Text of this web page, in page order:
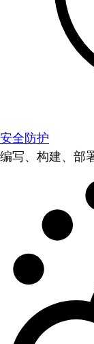
安全防护
编写、构建、部